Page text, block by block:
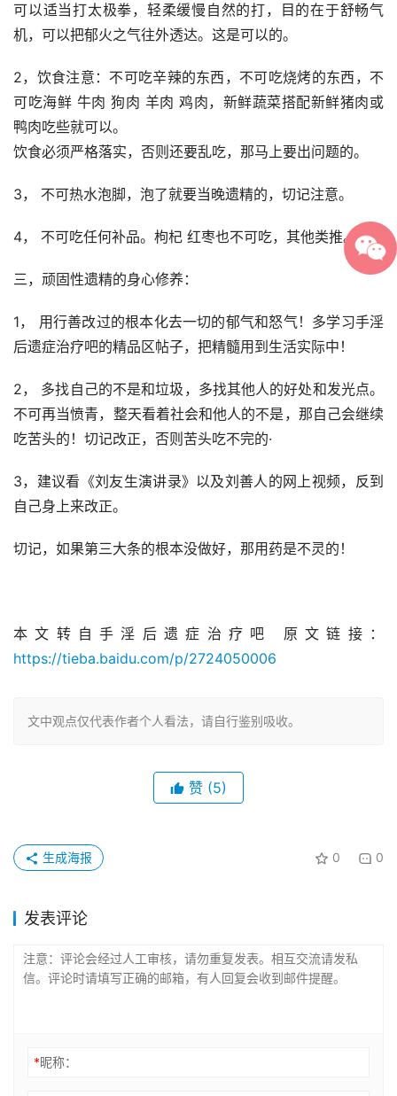
可以适当打太极拳，轻柔缓慢自然的打，目的在于舒畅气
机，可以把郁火之气往外透达。这是可以的。
2，饮食注意：不可吃辛辣的东西，不可吃烧烤的东西，不
可吃海鲜 牛肉 狗肉 羊肉 鸡肉，新鲜蔬菜搭配新鲜猪肉或
鸭肉吃些就可以。
饮食必须严格落实，否则还要乱吃，那马上要出问题的。
3， 不可热水泡脚，泡了就要当晚遗精的，切记注意。
4， 不可吃任何补品。枸杞 红枣也不可吃，其他类推。
三，顽固性遗精的身心修养：
1， 用行善改过的根本化去一切的郁气和怒气！多学习手淫
后遗症治疗吧的精品区帖子，把精髓用到生活实际中！
2， 多找自己的不是和垃圾，多找其他人的好处和发光点。
不可再当愤青，整天看着社会和他人的不是，那自己会继续
吃苦头的！切记改正，否则苦头吃不完的·
3，建议看《刘友生演讲录》以及刘善人的网上视频，反到
自己身上来改正。
切记，如果第三大条的根本没做好，那用药是不灵的！
本文转自手淫后遗症治疗吧 原文链接：
https://tieba.baidu.com/p/2724050006
文中观点仅代表作者个人看法，请自行鉴别吸收。
赞 (5)
0 0
生成海报
发表评论
*昵称：